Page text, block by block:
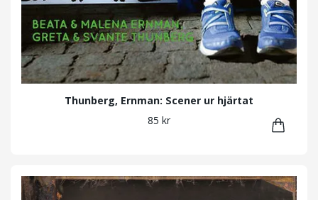
Thunberg, Ernman: Scener ur hjärtat
85 kr